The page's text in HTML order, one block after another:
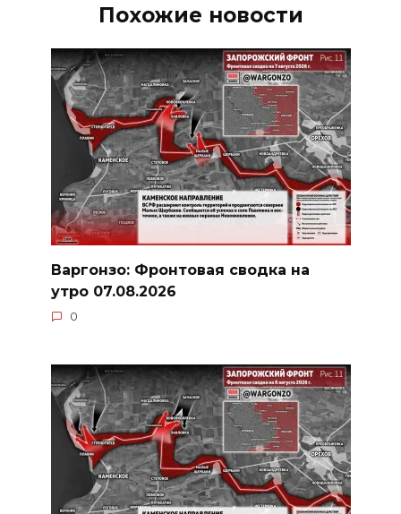
Похожие новости
Варгонзо: Фронтовая сводка на
утро 07.08.2026
0